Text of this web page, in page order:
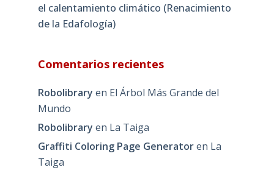
el calentamiento climático (Renacimiento
de la Edafología)
Comentarios recientes
Robolibrary en El Árbol Más Grande del
Mundo
Robolibrary en La Taiga
Graffiti Coloring Page Generatoren La
Taiga